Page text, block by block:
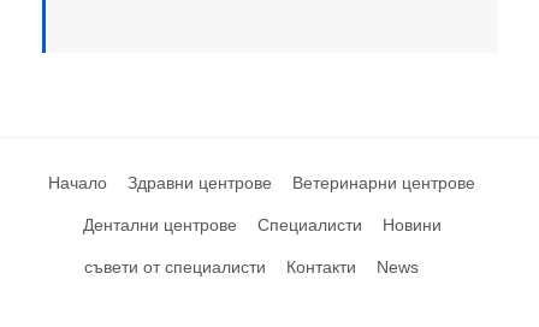
Начало Здравни центрове Ветеринарни центрове
Дентални центрове Специалисти Новини
съвети от специалисти Контакти News